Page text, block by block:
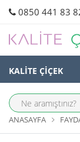
0850 441 83
KALİTE ÇİÇEK
ANASAYFA